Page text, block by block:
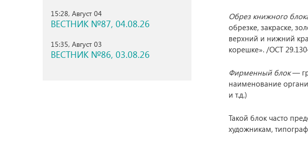
15:28, Август 04
ВЕСТНИК №87, 04.08.26
15:35, Август 03
ВЕСТНИК №86, 03.08.26
Обрез книжного
обрезке, закраске,
верхний и нижний
корешке». /ОСТ
Фирменный блок—
наименование
и т.д.)
Такой блок часто
художникам,